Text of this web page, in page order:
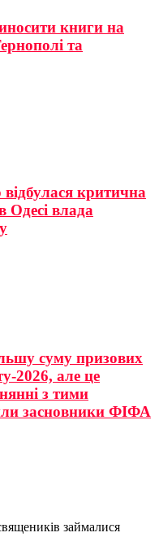
книги на
та
відбулася критична
Одесі влада
суму призових
2026, але це
з тими
засновники ФІФА
займалися